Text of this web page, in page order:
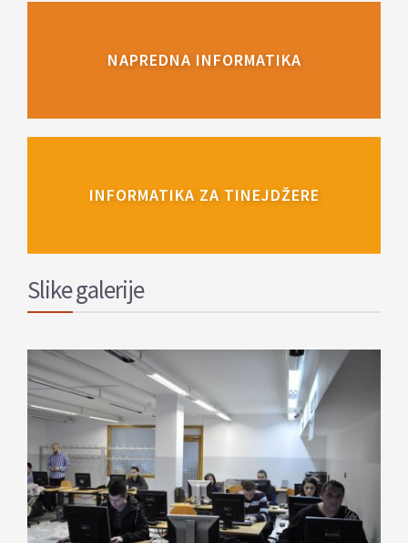
NAPREDNA INFORMATIKA
INFORMATIKA ZA TINEJDŽERE
Slike galerije